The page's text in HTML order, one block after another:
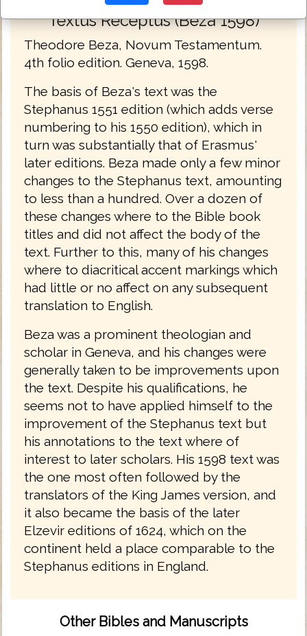
Textus Receptus (Beza 1598)
Theodore Beza, Novum Testamentum.
4th folio edition. Geneva, 1598.
The basis of Beza's text was the
Stephanus 1551 edition (which adds verse
numbering to his 1550 edition), which in
turn was substantially that of Erasmus'
later editions. Beza made only a few minor
changes to the Stephanus text, amounting
to less than a hundred. Over a dozen of
these changes where to the Bible book
titles and did not affect the body of the
text. Further to this, many of his changes
where to diacritical accent markings which
had little or no affect on any subsequent
translation to English.
Beza was a prominent theologian and
scholar in Geneva, and his changes were
generally taken to be improvements upon
the text. Despite his qualifications, he
seems not to have applied himself to the
improvement of the Stephanus text but
his annotations to the text where of
interest to later scholars. His 1598 text was
the one most often followed by the
translators of the King James version, and
it also became the basis of the later
Elzevir editions of 1624, which on the
continent held a place comparable to the
Stephanus editions in England.
Other Bibles and Manuscripts